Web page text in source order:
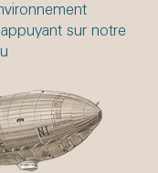
sur notre